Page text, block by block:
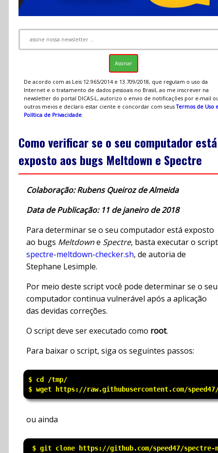
De acordo com as Leis 12.965/2014 e 13.709/2018, que regulam o uso da
Internet e o tratamento de dados pessoais no Brasil, ao me inscrever na
newsletter do portal DICAS-L, autorizo o envio de notificações por e-mail
outros meios e declaro estar ciente e concordar com seusTermos de Uso
Política de Privacidade.
Como verificar se o seu computador está
exposto aos bugs Meltdown e Spectre
Colaboração: Rubens Queiroz de Almeida
Data de Publicação: 11 de janeiro de 2018
Para determinar se o seu computador está exposto
ao bugs Meltdowne Spectre, basta executar o script
spectre-meltdown-checker.sh, de autoria de
Stephane Lesimple.
Por meio deste script você pode determinar se o seu
computador continua vulnerável após a aplicação
das devidas correções.
O script deve ser executado como root.
Para baixar o script, siga os seguintes passos:
$ cd /tmp/
ou ainda
$ git clone https://github.com/speed47/spectre-